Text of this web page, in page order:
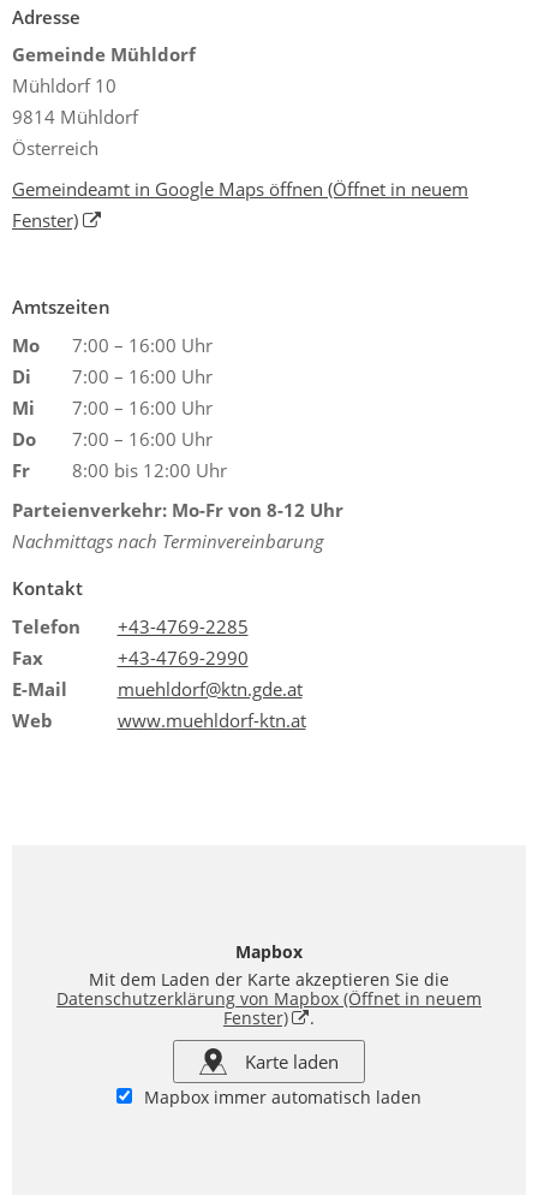
Adresse
Gemeinde Mühldorf
Mühldorf 10
9814 Mühldorf
Österreich
Gemeindeamt in Google Maps öffnen (Öffnet in neuem
Fenster)
Amtszeiten
Mo
7:00 – 16:00 Uhr
Di
7:00 – 16:00 Uhr
Mi
7:00 – 16:00 Uhr
Do
7:00 – 16:00 Uhr
Fr
8:00 bis 12:00 Uhr
Parteienverkehr: Mo-Fr von 8-12 Uhr
Nachmittags nach Terminvereinbarung
Kontakt
Telefon
+43-4769-2285
Fax
+43-4769-2990
E-Mail
muehldorf@ktn.gde.at
Web
www.muehldorf-ktn.at
Mapbox
Mit dem Laden der Karte akzeptieren Sie die
Datenschutzerklärung von Mapbox (Öffnet in neuem
Fenster)
.
Karte laden
Mapbox immer automatisch laden